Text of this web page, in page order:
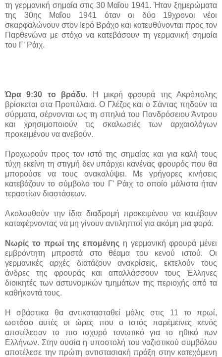
τη γερμανική σημαία στις 30 Μαΐου 1941. Ήταν ξημερώματα
της 30ης Μαΐου 1941 όταν οι δύο 19χρονοι νέοι
σκαρφαλώνουν στον Ιερό Βράχο και κατευθύνονται προς τον
Παρθενώνα με στόχο να κατεβάσουν τη γερμανική σημαία
του Γ’ Ράιχ.
Ώρα 9:30 το βράδυ. Η μικρή φρουρά της Ακρόπολης
βρίσκεται στα Προπύλαια. Ο Γλέζος και ο Σάντας πηδούν τα
σύρματα, σέρνονται ως τη σπηλιά του Πανδρόσειου Άντρου
και χρησιμοποιούν τις σκαλωσιές των αρχαιολόγων
προκειμένου να ανεβούν.
Προχωρούν προς τον ιστό της σημαίας και για καλή τους
τύχη εκείνη τη στιγμή δεν υπάρχει κανένας φρουρός που θα
μπορούσε να τους ανακαλύψει. Με γρήγορες κινήσεις
κατεβάζουν το σύμβολο του Γ' Ράιχ το οποίο μάλιστα ήταν
τεραστίων διαστάσεων.
Ακολουθούν την ίδια διαδρομή προκειμένου να κατέβουν
καταφέρνοντας να μη γίνουν αντιληπτοί για ακόμη μια φορά.
Νωρίς το πρωί της επομένης η γερμανική φρουρά μένει
εμβρόντητη μπροστά στο θέαμα του κενού ιστού. Οι
γερμανικές αρχές διατάζουν ανακρίσεις, εκτελούν τους
άνδρες της φρουράς και απαλλάσσουν τους Έλληνες
διοικητές των αστυνομικών τμημάτων της περιοχής από τα
καθήκοντά τους.
Η σβάστικα θα αντικατασταθεί μόλις στις 11 το πρωί,
ωστόσο αυτές οι ώρες που ο ιστός παρέμεινες κενός
αποτέλεσαν το πιο ισχυρό τονωτικό για το ηθικό των
Ελλήνων. Στην ουσία η υποστολή του ναζιστικού συμβόλου
αποτέλεσε την πρώτη αντιστασιακή πράξη στην κατεχόμενη